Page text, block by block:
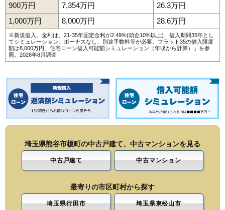
900万円
7,354万円
26.3万円
1,000万円
8,000万円 28.6万円
※新規借入。金利は、21-35年固定金利が2.49%(頭金10%以上)、借入期間35年とし
てシミュレーション。ボーナスなし、別途手数料等が必要。フラット35の借入限度
額は8,000万円。 住宅ローン借入可能額シミュレーション（年収から計算）
」を参
照。2026年8月調査
埼玉県熊谷市榎町の中古戸建て、中古マンションを見る
中古戸建て 中古マンション
最寄りの市区町村から探す
埼玉県行田市 埼玉県東松山市